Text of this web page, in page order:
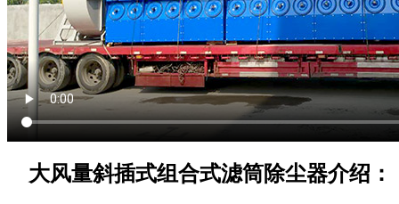
大风量斜插式组合式滤筒除尘器介绍：